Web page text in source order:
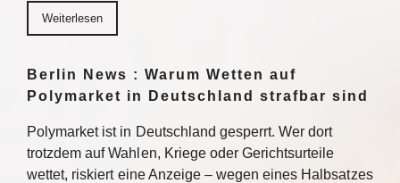
Weiterlesen
Berlin News : Warum Wetten auf
Polymarket in Deutschland strafbar sind
Polymarket ist in Deutschland gesperrt. Wer dort
trotzdem auf Wahlen, Kriege oder Gerichtsurteile
wettet, riskiert eine Anzeige – wegen eines Halbsatzes